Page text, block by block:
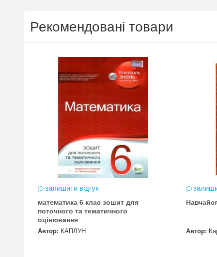
Рекомендовані товари
залишити відгук
математика 6 клас зошит для
поточного та тематичного
оцінювання
Автор: КАПЛУН Автор: